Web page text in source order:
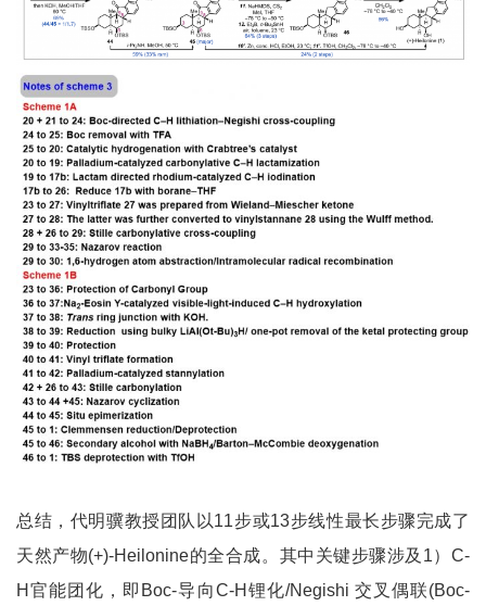
总结，代明骥教授团队以11步或13步线性最长步骤完成了
天然产物(+)-Heilonine的全合成。其中关键步骤涉及1）C-
H官能团化，即Boc-导向C-H锂化/Negishi 交叉偶联(Boc-